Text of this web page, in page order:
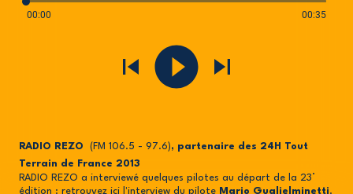
00:00 00:35
RADIO REZO (FM 106.5 - 97.6), partenaire des 24H Tout
Terrain de France 2013
RADIO REZO a interviewé quelques pilotes au départ de la 23°
édition : retrouvez ici l'interview du pilote Mario Guglielminetti.